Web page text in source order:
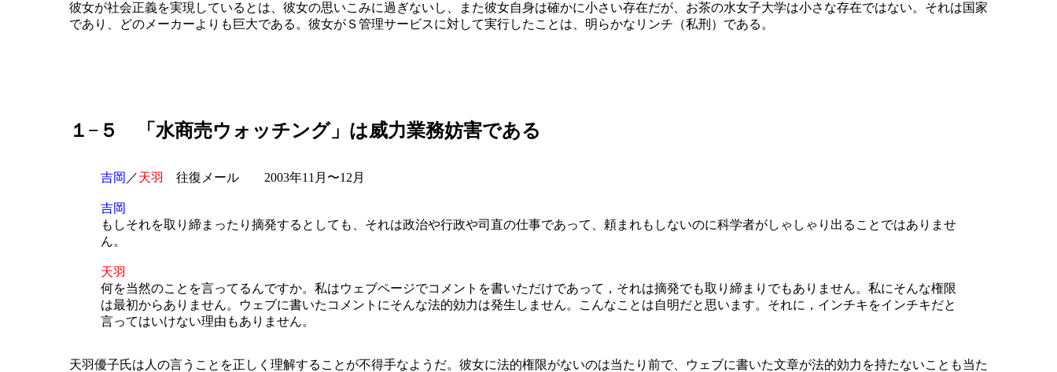
彼女が社会正義を実現しているとは、彼女の思いこみに過ぎないし、また彼女自身は確かに小さい存在だが、お茶の水女子大学は小さな存在ではない。それは国家
であり、どのメーカーよりも巨大である。彼女がＳ管理サービスに対して実行したことは、明らかなリンチ（私刑）である。
１−５ 「水商売ウォッチング」は威力業務妨害である
吉岡 ／天羽 往復メール 2003年11月〜12月
吉岡
もしそれを取り締まったり摘発するとしても、それは政治や行政や司直の仕事であって、頼まれもしないのに科学者がしゃしゃり出ることではありませ
ん。
天羽
何を当然のことを言ってるんですか。私はウェブページでコメントを書いただけであって，それは摘発でも取り締まりでもありません。私にそんな権限
は最初からありません。ウェブに書いたコメントにそんな法的効力は発生しません。こんなことは自明だと思います。それに，インチキをインチキだと
言ってはいけない理由もありません。
天羽優子氏は人の言うことを正しく理解することが不得手なようだ。彼女に法的権限がないのは当たり前で、ウェブに書いた文章が法的効力を持たないことも当た